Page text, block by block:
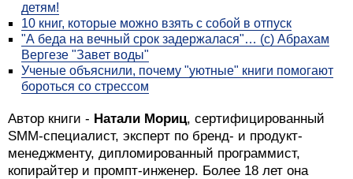
детям!
10 книг, которые можно взять с собой в отпуск
"А беда на вечный срок задержалася"… (с) Абрахам
Вергезе "Завет воды"
Ученые объяснили, почему "уютные" книги помогают
бороться со стрессом
Автор книги - Натали Мориц, сертифицированный
SMM-специалист, эксперт по бренд- и продукт-
менеджменту, дипломированный программист,
копирайтер и промпт-инженер. Более 18 лет она